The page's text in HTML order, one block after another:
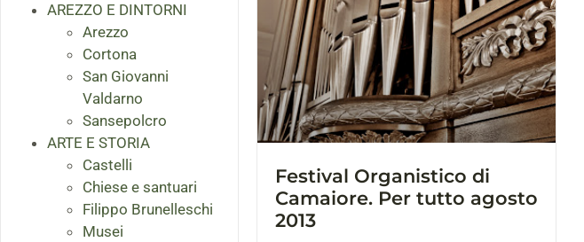
AREZZO E DINTORNI
Arezzo
Cortona
San Giovanni
Valdarno
Sansepolcro
ARTE E STORIA
Castelli
Chiese e santuari
Filippo Brunelleschi
Musei
Festival Organistico di
Camaiore. Per tutto agosto
2013